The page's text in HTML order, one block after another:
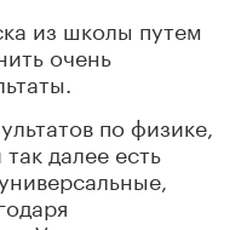
из школы путем
очень
по физике,
далее есть